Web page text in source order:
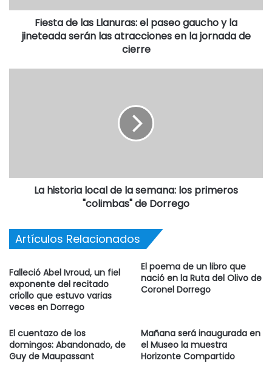
Por su parte, la flamante Paisana Flor agradeció a la
escuela de Faro por haberla convocado a participar, a su
mamá por el acompañamiento permanente y al jurado por
Fiesta de las Llanuras: el paseo gaucho y la
jineteada serán las atracciones en la jornada de
cierre
La historia local de la semana: los primeros
"colimbas" de Dorrego
Artículos Relacionados
Falleció Abel Ivroud, un fiel
exponente del recitado
criollo que estuvo varias
veces en Dorrego
El poema de un libro que
nació en la Ruta del Olivo de
Coronel Dorrego
El cuentazo de los
domingos: Abandonado, de
Guy de Maupassant
Mañana será inaugurada en
el Museo la muestra
Horizonte Compartido